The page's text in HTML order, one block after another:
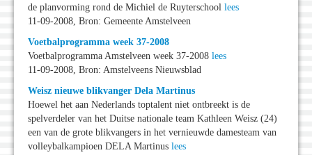
de planvorming rond de Michiel de Ruyterschool lees
11-09-2008, Bron: Gemeente Amstelveen
Voetbalprogramma week 37-2008
Voetbalprogramma Amstelveen week 37-2008 lees
11-09-2008, Bron: Amstelveens Nieuwsblad
Weisz nieuwe blikvanger Dela Martinus
Hoewel het aan Nederlands toptalent niet ontbreekt is de
spelverdeler van het Duitse nationale team Kathleen Weisz (24)
een van de grote blikvangers in het vernieuwde damesteam van
volleybalkampioen DELA Martinus lees